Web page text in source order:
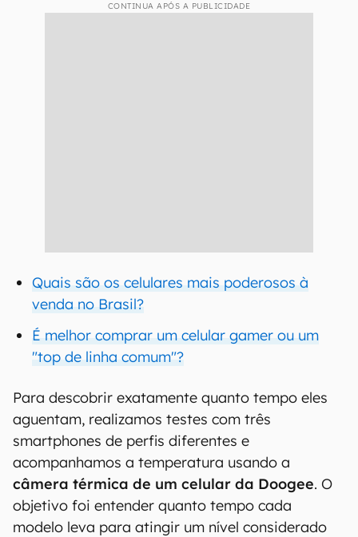
CONTINUA APÓS A PUBLICIDADE
Quais são os celulares mais poderosos à
venda no Brasil?
É melhor comprar um celular gamer ou um
"top de linha comum"?
Para descobrir exatamente quanto tempo eles
aguentam, realizamos testes com três
smartphones de perfis diferentes e
acompanhamos a temperatura usando a
câmera térmica de um celular da Doogee. O
objetivo foi entender quanto tempo cada
modelo leva para atingir um nível considerado